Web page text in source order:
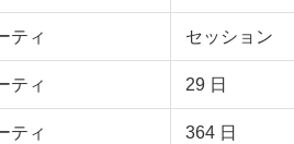
ティ セッション
ティ 29 日
ティ 364 日